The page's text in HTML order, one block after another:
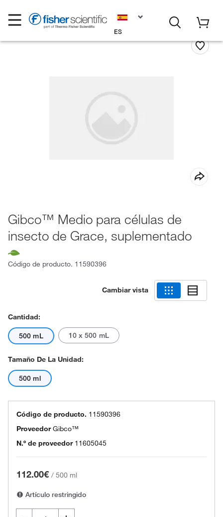
ES
Gibco™ Medio para células de
insecto de Grace, suplementado
Código de producto. 11590396
Cambiar vista
Cantidad:
500 mL 10 x 500 mL
Tamaño De La Unidad:
500 ml
Código de producto. 11590396
ProveedorGibco™
N.º de proveedor 11605045
112.00€ / 500 ml
Artículo restringido